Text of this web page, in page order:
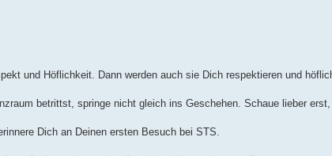
und Höflichkeit. Dann werden auch sie Dich respektieren und
betrittst, springe nicht gleich ins Geschehen. Schaue lieber
Dich an Deinen ersten Besuch bei STS.